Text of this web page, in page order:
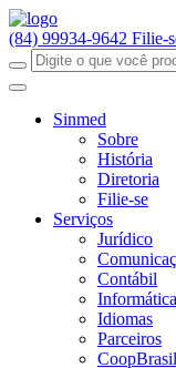
(84) 99934-9642 Filie-
Sinmed
Sobre
História
Diretoria
Filie-se
Serviços
Jurídico
Contábil
Informática
Idiomas
Parceiros
CoopBrasil